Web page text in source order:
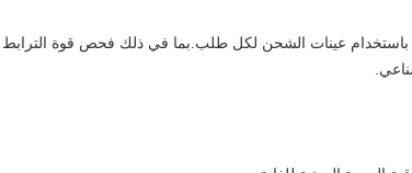
باستخدام عينات الشحن لكل طلب.بما في ذلك فحص قوة